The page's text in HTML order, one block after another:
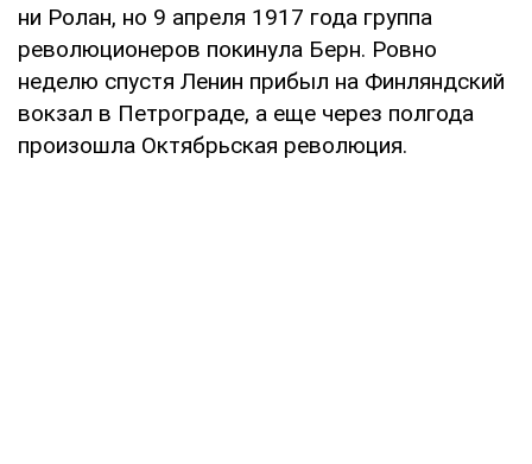
ни Ролан, но 9 апреля 1917 года группа
революционеров покинула Берн. Ровно
неделю спустя Ленин прибыл на Финляндский
вокзал в Петрограде, а еще через полгода
произошла Октябрьская революция.